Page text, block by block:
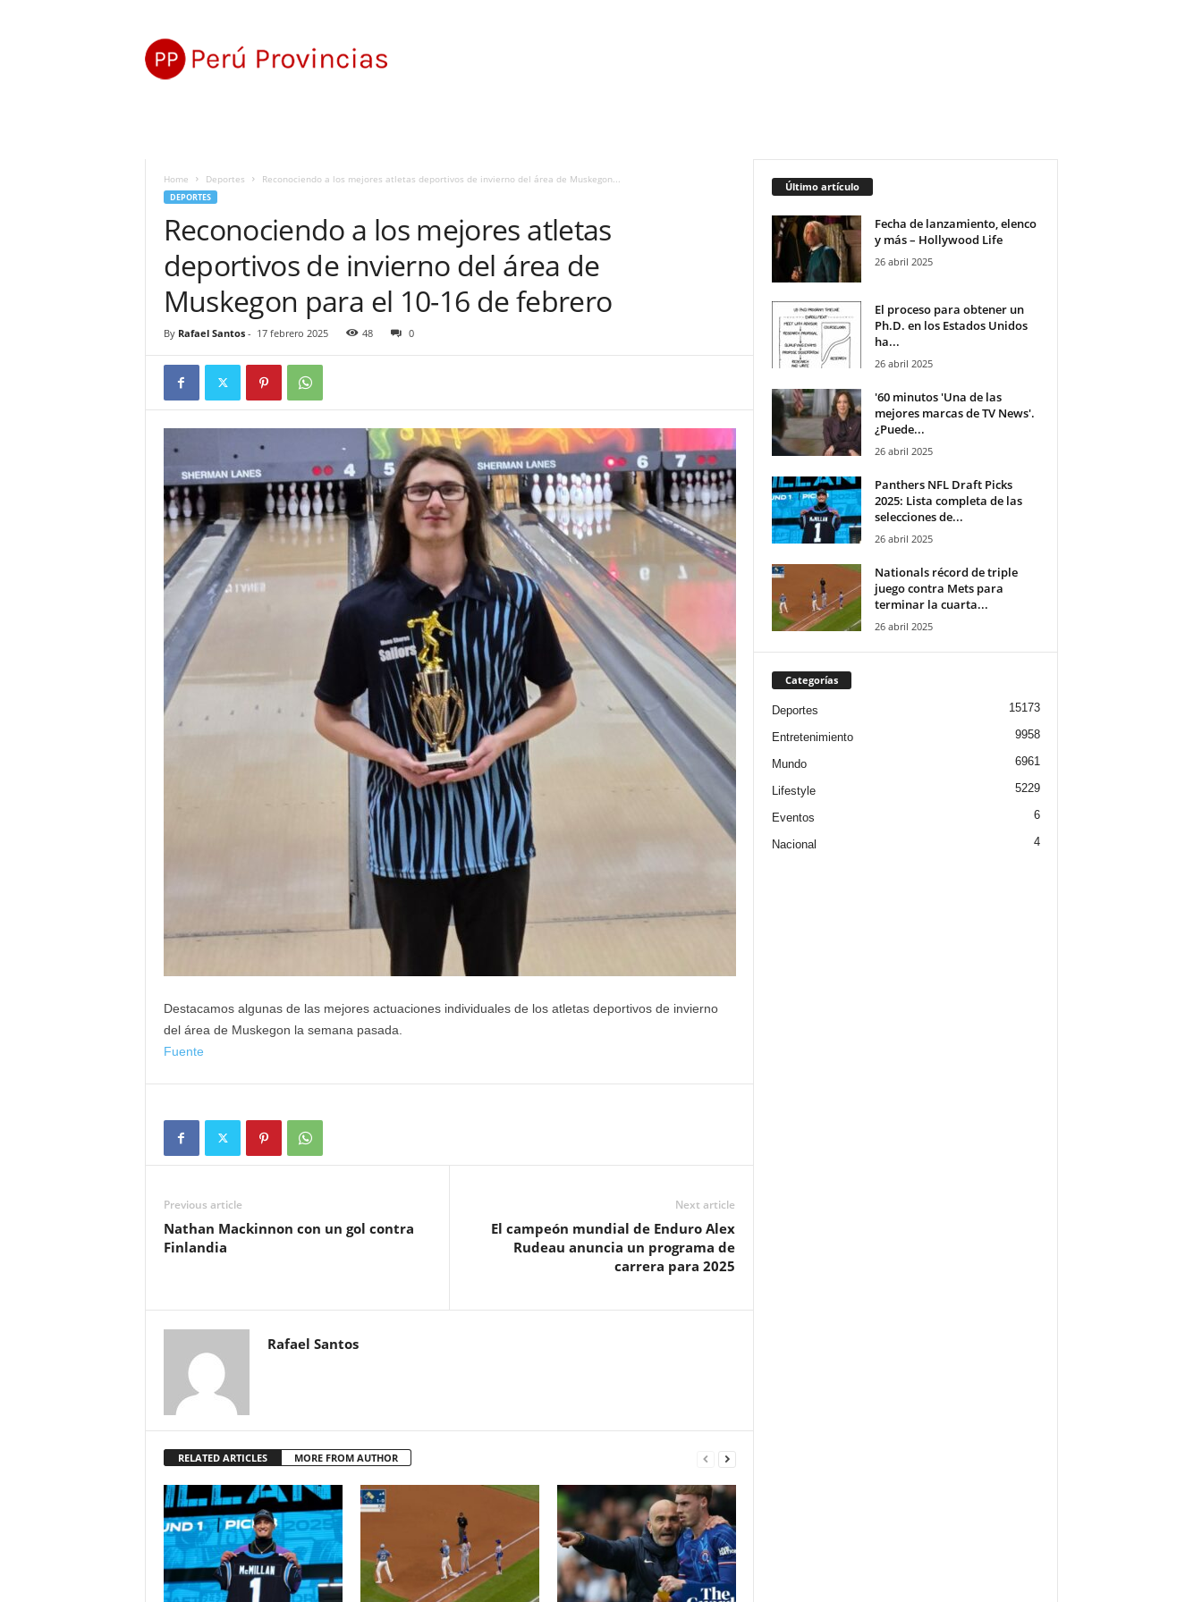
r
ú
Home Deportes Reconociendo a los mejores atletas deportivos de invierno del área de Muskegon...
DEPORTES
Reconociendo a los mejores atletas
deportivos de invierno del área de
Muskegon para el 10-16 de febrero
By Rafael Santos- 17 febrero 2025 48 0
Destacamos algunas de las mejores actuaciones individuales de los atletas deportivos de invierno
del área de Muskegon la semana pasada.
Fuente
Previous article
Nathan Mackinnon con un gol contra
Finlandia
Next article
El campeón mundial de Enduro Alex
Rudeau anuncia un programa de
carrera para 2025
Rafael Santos
RELATED ARTICLES MORE FROM AUTHOR
Último artículo
Fecha de lanzamiento, elenco
y más – Hollywood Life
26 abril 2025
El proceso para obtener un
Ph.D. en los Estados Unidos
ha...
26 abril 2025
'60 minutos 'Una de las
mejores marcas de TV News'.
¿Puede...
26 abril 2025
Panthers NFL Draft Picks
2025: Lista completa de las
selecciones de...
26 abril 2025
Nationals récord de triple
juego contra Mets para
terminar la cuarta...
26 abril 2025
Categorías
Deportes 15173
Entretenimiento 9958
Mundo 6961
Lifestyle 5229
Eventos 6
Nacional 4